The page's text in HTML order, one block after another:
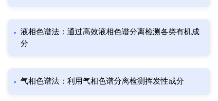
液相色谱法：通过高效液相色谱分离检测各类有机成
分
气相色谱法：利用气相色谱分离检测挥发性成分